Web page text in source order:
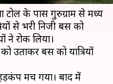
टोल के पास गुरुग्राम से मध्य
से भरी निजी बस को
ने रोक लिया।
उताकर बस को यात्रियों
मच गया। बाद में